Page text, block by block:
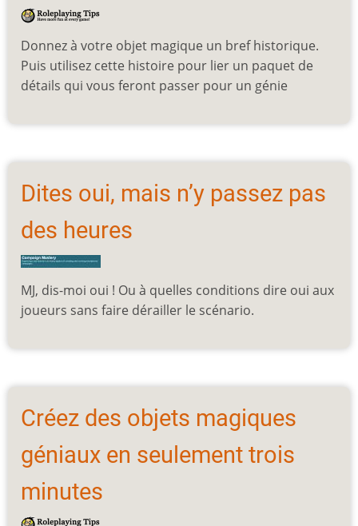
Donnez à votre objet magique un bref historique.
Puis utilisez cette histoire pour lier un paquet de
détails qui vous feront passer pour un génie
Dites oui, mais n’y passez pas
des heures
MJ, dis-moi oui ! Ou à quelles conditions dire oui aux
joueurs sans faire dérailler le scénario.
Créez des objets magiques
géniaux en seulement trois
minutes